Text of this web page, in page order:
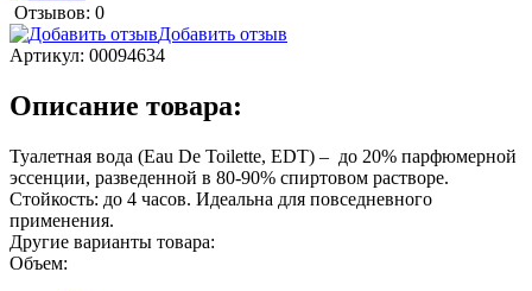
Отзывов: 0
Добавить отзыв
Артикул: 00094634
Описание товара:
Туалетная вода (Eau De Toilette, EDT) – до 20% парфюмерной
эссенции, разведенной в 80-90% спиртовом растворе.
Стойкость: до 4 часов. Идеальна для повседневного
применения.
Другие варианты товара:
Объем: